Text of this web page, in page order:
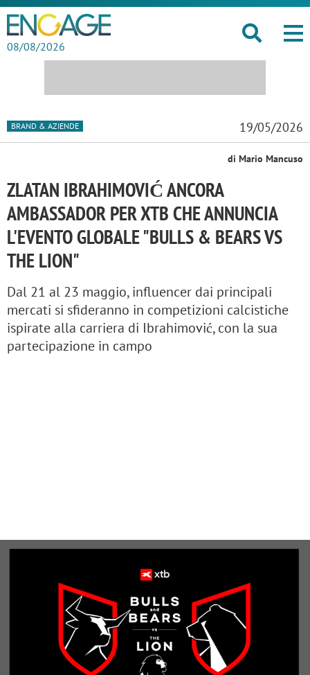
08/08/2026
BRAND & AZIENDE 19/05/2026
di Mario Mancuso
ZLATAN IBRAHIMOVIĆ ANCORA
AMBASSADOR PER XTB CHE ANNUNCIA
L'EVENTO GLOBALE "BULLS & BEARS VS
THE LION"
Dal 21 al 23 maggio, influencer dai principali
mercati si sfideranno in competizioni calcistiche
ispirate alla carriera di Ibrahimović, con la sua
partecipazione in campo